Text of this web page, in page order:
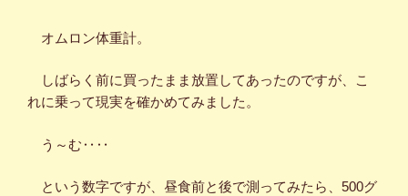
オムロン体重計。
しばらく前に買ったまま放置してあったのですが、こ
れに乗って現実を確かめてみました。
う～む‥‥
という数字ですが、昼食前と後で測ってみたら、500グ